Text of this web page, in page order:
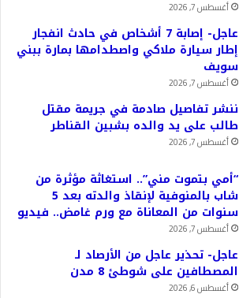
أغسطس 7, 2026
عاجل- إصابة 7 أشخاص في حادث انفجار
إطار سيارة ملاكي واصطدامها بمارة ببني
سويف
أغسطس 7, 2026
ننشر تفاصيل صادمة في جريمة مقتل
طالب على يد والده بشبين القناطر
أغسطس 7, 2026
“أمي بتموت مني”.. استغاثة مؤثرة من
شاب بالمنوفية لإنقاذ والدته بعد 5
سنوات من المعاناة مع ورم غامض.. فيديو
أغسطس 7, 2026
عاجل- تحذير عاجل من الأرصاد لـ
المصطافين على شوطئ 8 مدن
أغسطس 6, 2026